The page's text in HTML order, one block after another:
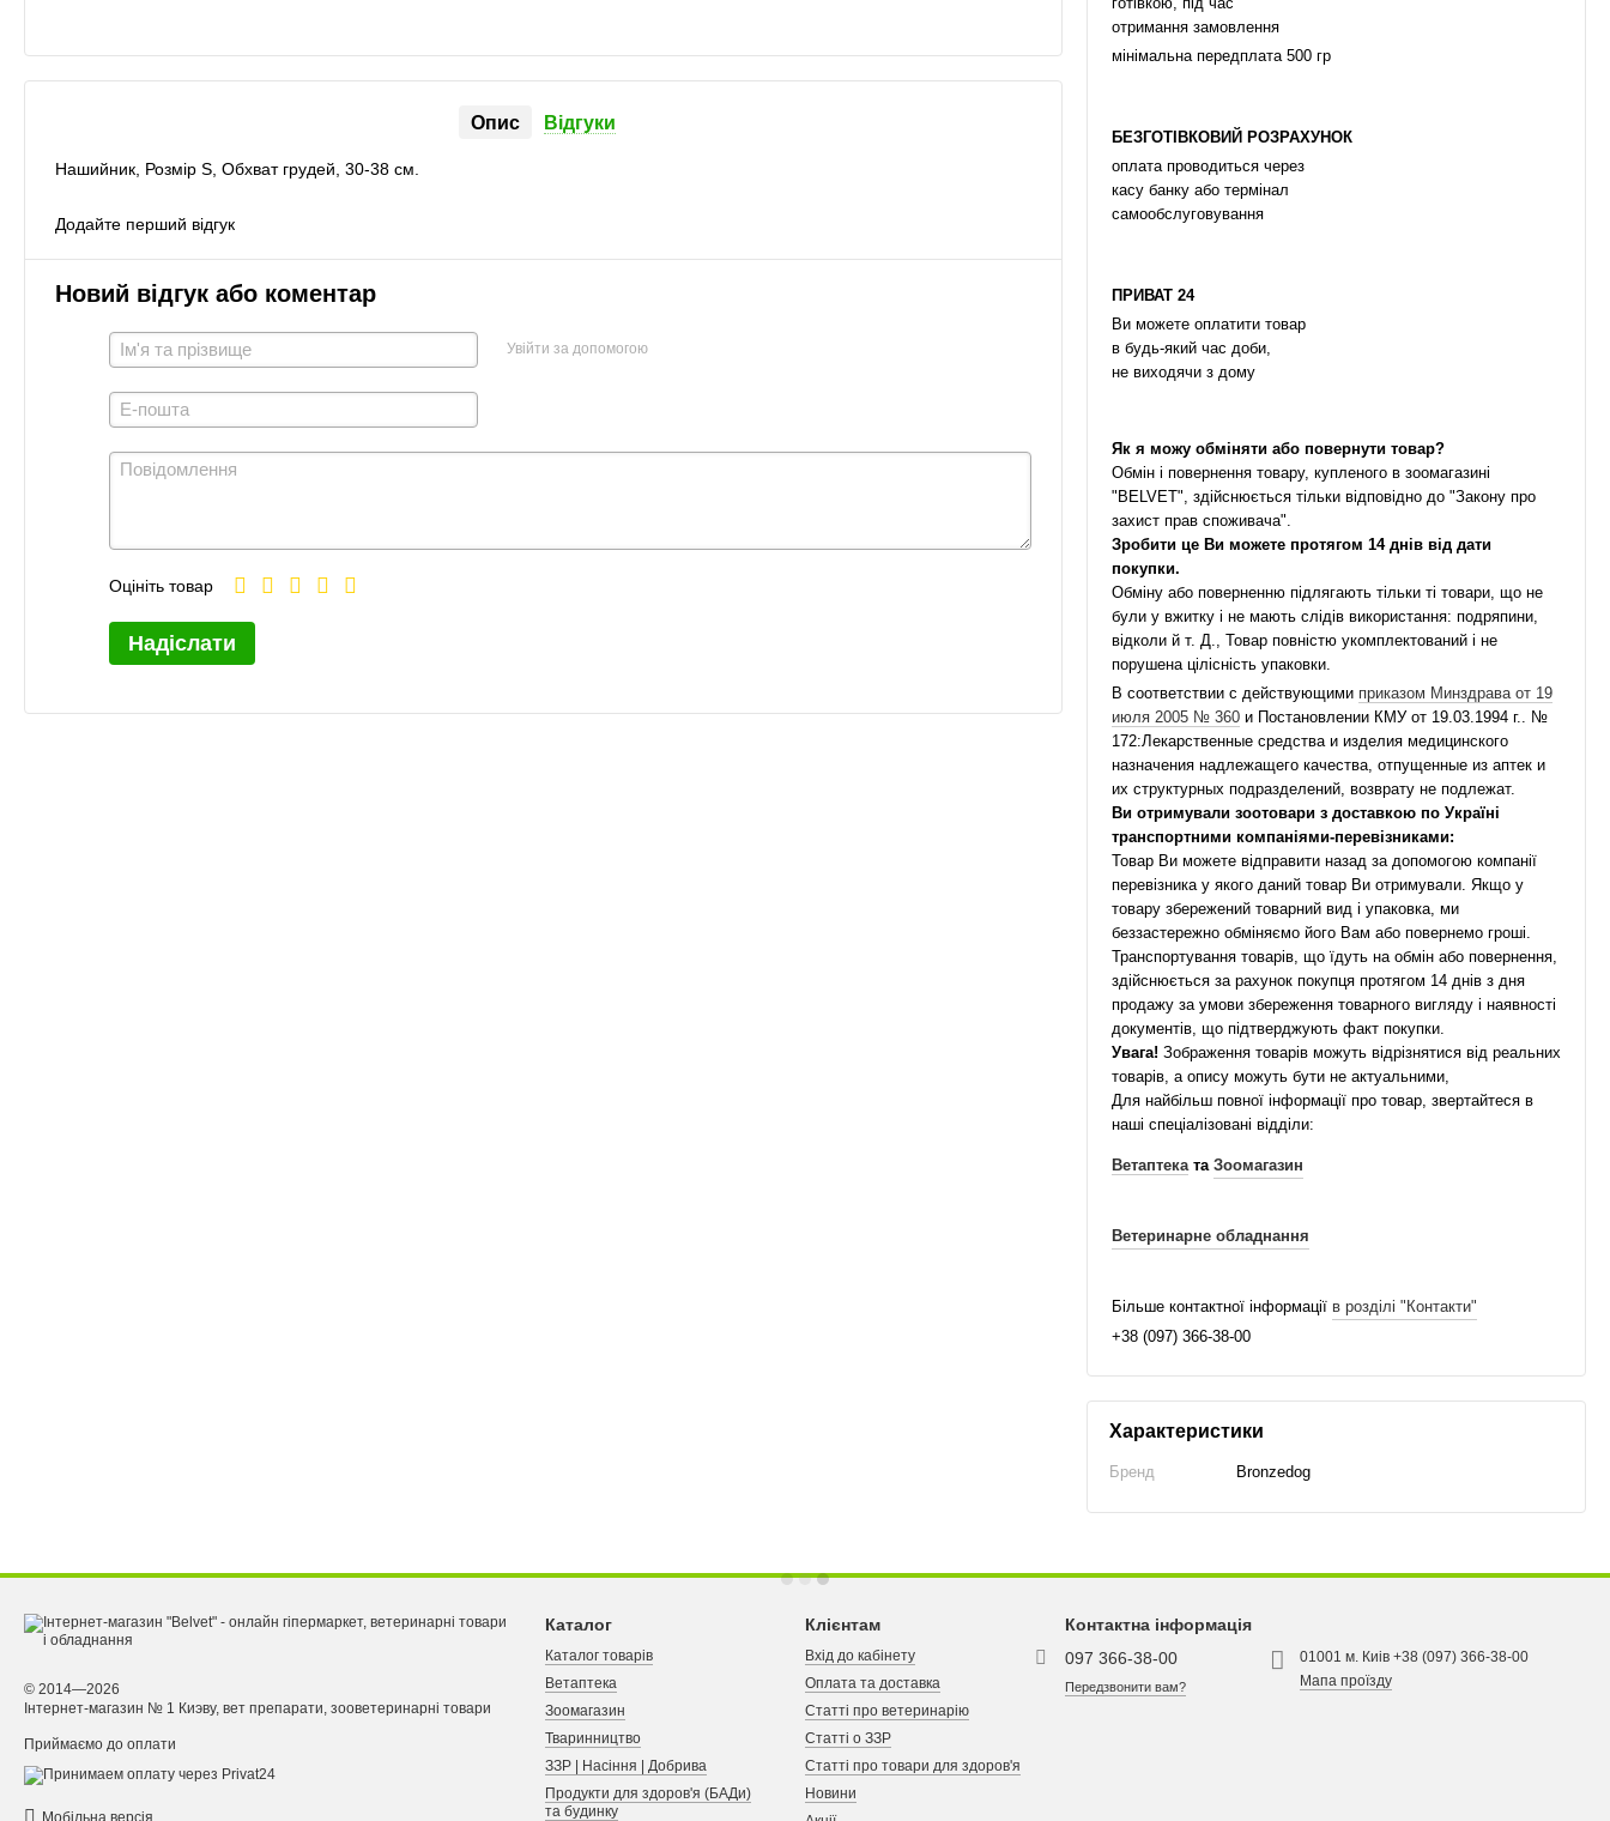
Опис Відгуки
Нашийник, Розмір S, Обхват грудей, 30-38 см.
Додайте перший відгук
Новий відгук або коментар
Увійти за допомогою
Оцініть товар
Надіслати
отримання замовлення
мінімальна передплата 500 гр
БЕЗГОТІВКОВИЙ РОЗРАХУНОК
оплата проводиться через
касу банку або термінал
самообслуговування
ПРИВАТ 24
Ви можете оплатити товар
в будь-який час доби,
не виходячи з дому
Як я можу обміняти або повернути товар?
Обмін і повернення товару, купленого в зоомагазині
"BELVET", здійснюється тільки відповідно до "Закону про
захист прав споживача".
Зробити це Ви можете протягом 14 днів від дати
покупки.
Обміну або поверненню підлягають тільки ті товари, що не
були у вжитку і не мають слідів використання: подряпини,
відколи й т. Д., Товар повністю укомплектований і не
порушена цілісність упаковки.
В соответствии с действующими приказом Минздрава от 19
июля 2005 № 360и Постановлении КМУ от 19.03.1994 г.. №
172:Лекарственные средства и изделия медицинского
назначения надлежащего качества, отпущенные из аптек и
их структурных подразделений, возврату не подлежат.
Ви отримували зоотовари з доставкою по Україні
транспортними компаніями-перевізниками:
Товар Ви можете відправити назад за допомогою компанії
перевізника у якого даний товар Ви отримували. Якщо у
товару збережений товарний вид і упаковка, ми
беззастережно обміняємо його Вам або повернемо гроші.
Транспортування товарів, що їдуть на обмін або повернення,
здійснюється за рахунок покупця протягом 14 днів з дня
продажу за умови збереження товарного вигляду і наявності
документів, що підтверджують факт покупки.
Увага! Зображення товарів можуть відрізнятися від реальних
товарів, а опису можуть бути не актуальними,
Для найбільш повної інформації про товар, звертайтеся в
наші спеціалізовані відділи:
Ветаптеката Зоомагазин
Ветеринарне обладнання
Більше контактної інформації в розділі "Контакти"
+38 (097) 366-38-00
Характеристики
Бренд Bronzedog
© 2014—2026
Інтернет-магазин № 1 Киэву, вет препарати, зооветеринарні товари
Приймаємо до оплати
Каталог
Каталог товарів
Ветаптека
Зоомагазин
Тваринництво
ЗЗР | Насіння | Добрива
Продукти для здоров'я (БАДи)
та будинку
Клієнтам
Вхід до кабінету
Оплата та доставка
Статті про ветеринарію
Статті о ЗЗР
Статті про товари для здоров'я
Новини
Контактна інформація
097 366-38-00
Передзвонити вам?
01001 м. Киів +38 (097) 366-38-00
Мапа проїзду